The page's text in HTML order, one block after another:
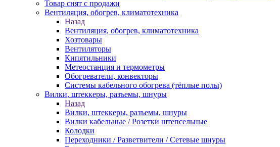
Товар снят с продажи
Вентиляция, обогрев, климатотехника
Назад
Вентиляция, обогрев, климатотехника
Хозтовары
Вентиляторы
Кипятильники
Метеостанция и термометры
Обогреватели, конвекторы
Системы кабельного обогрева (тёплые полы)
Вилки, штеккеры, разъемы, шнуры
Назад
Вилки, штеккеры, разъемы, шнуры
Вилки кабельные / Розетки штепсельные
Колодки
Переходники / Разветвители / Сетевые шнуры